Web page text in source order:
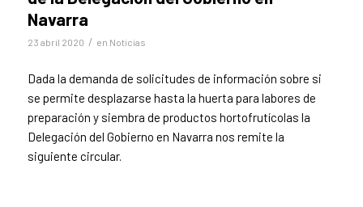
Navarra
23 abril 2020 / en Noticias
Dada la demanda de solicitudes de información sobre si
se permite desplazarse hasta la huerta para labores de
preparación y siembra de productos hortofrutícolas la
Delegación del Gobierno en Navarra nos remite la
siguiente circular.